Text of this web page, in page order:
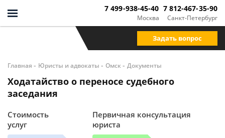
Москва
7 499-938-45-40
Санкт-Петербург
7 812-467-35-90
Задать вопрос
Главная - Юристы и адвокаты - Омск- Документы
Ходатайство о переносе судебного
заседания
Стоимость
услуг
Первичная консультация
юриста